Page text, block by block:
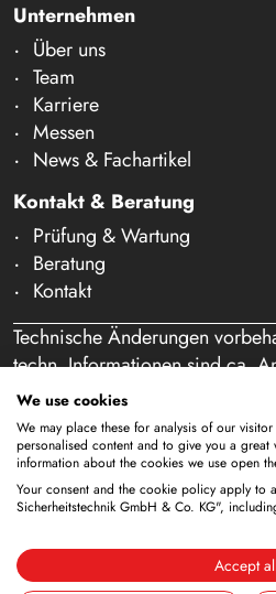
Unternehmen
Über uns
Team
Karriere
Messen
News & Fachartikel
Kontakt & Beratung
Prüfung & Wartung
Beratung
Kontakt
Technische Änderungen
techn. Informationen sind ca.
Schreibfehler vorbehalten.
ausschließlich an
BGB. Ein Verkauf an
Durch die Nutzung dieser
Bestellung bestätigen Sie, dass
We use cookies
We may place these for analysis of our
personalised content and to give you a great
information about the cookies we use open
Your consent and the cookie policy apply to
Sicherheitstechnik GmbH & Co. KG",
Accept